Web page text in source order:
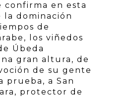
confirma en esta
la dominación
de
los viñedos
Úbeda
gran altura, de
de su gente
prueba, a San
protector de